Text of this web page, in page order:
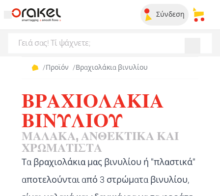
Σύνδεση Τα
/Προϊόν /Βραχιολάκια βινυλίου
ΒΡΑΧΙΟΛΆΚΙΑ
ΒΙΝΥΛΊΟΥ
ΜΑΛΑΚΆ, ΑΝΘΕΚΤΙΚΆ ΚΑΙ
ΧΡΩΜΑΤΙΣΤΆ
Ταβραχιολάκια μας βινυλίου ή "πλαστικά"
αποτελούνται από 3 στρώματα βινυλίου,